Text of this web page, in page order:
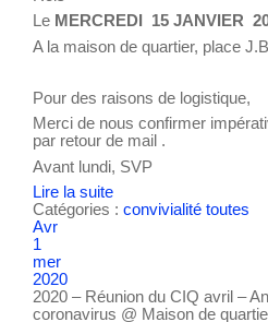
Le MERCREDI 15 JANVIER
A la maison de quartier, place
Pour des raisons de logistique,
Merci de nous confirmer
par retour de mail .
Avant lundi, SVP
Lire la suite
Catégories : convivialité toutes
Avr
1
mer
2020
2020 – Réunion du CIQ avril –
coronavirus @ Maison de